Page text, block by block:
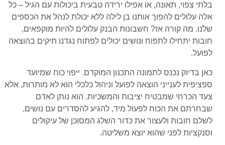
בלתי צפוי, תאונה, או אפילו ירידה טבעית ביכולות עם הגיל – כל
אלה עלולים להפוך אותנו בן לילה ללא יכולת לנהל את הכספים
שלנו. מה קורה אז? חשבונות הבנק עלולים להיות מוקפאים,
חובות יתחילו לתפוח ונושים יכולים לפתוח נגדנו תיקים בהוצאה
לפועל.
כאן בדיוק נכנס לתמונה התכנון המוקדם. ייפוי כוח שמיועד
ספציפית לענייני הוצאה לפועל וניהול כלכלי הוא לא מותרות, אלא
צעד הכרחי שמבטיח יציבות והמשכיות. הוא נותן לאדם
שבחרתם את הכוח לפעול מיד, להגיע להסדרים עם נושים,
לשלם חובות ולעצור את כדור השלג המסוכן של עיקולים
וסנקציות לפני שהוא יוצא משליטה.